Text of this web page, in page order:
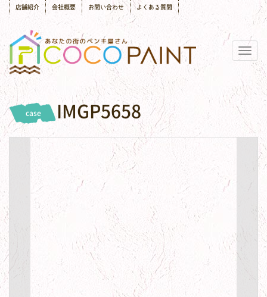
店舗紹介 会社概要 お問い合わせ よくある質問
case IMGP5658